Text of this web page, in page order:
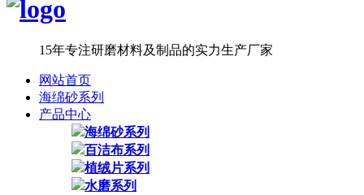
15年专注研磨材料及制品的实力生产厂家
网站首页
海绵砂系列
产品中心
海绵砂系列
百洁布系列
植绒片系列
水磨系列